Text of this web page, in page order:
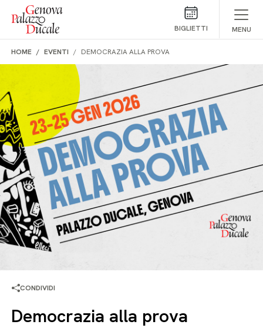
Salta al contenuto
BIGLIETTI MENU
HOME EVENTI DEMOCRAZIA ALLA PROVA
CONDIVIDI
Democrazia alla prova